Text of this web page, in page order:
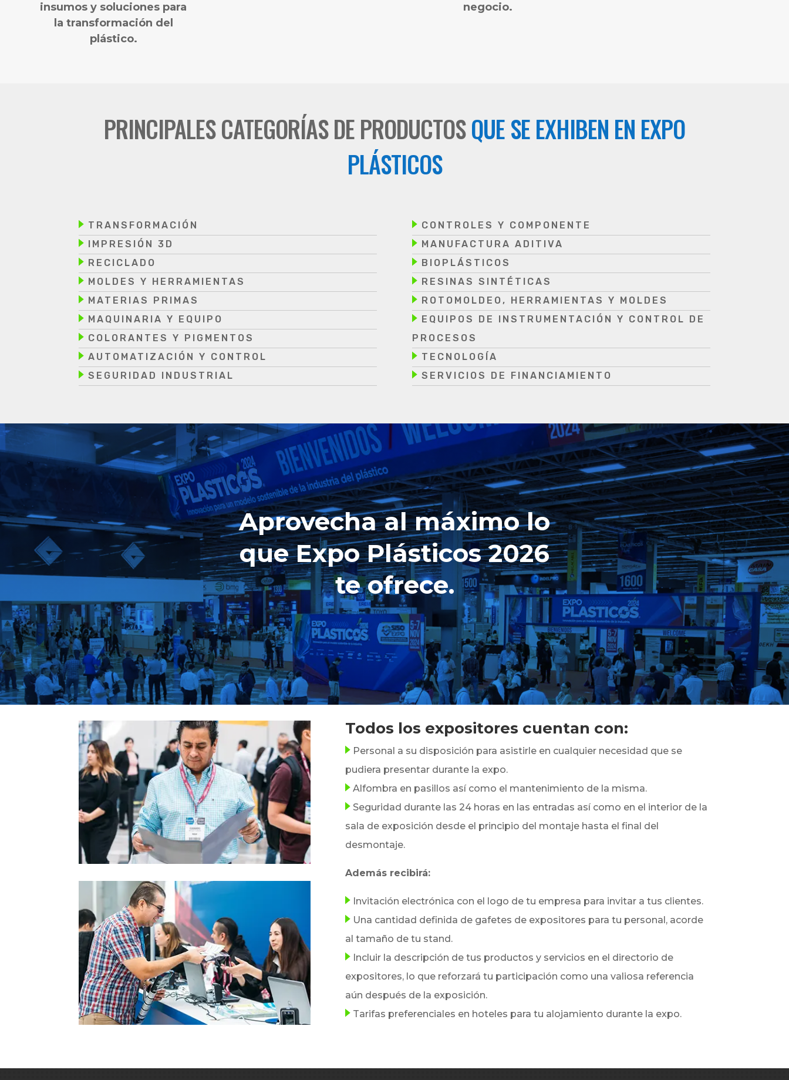
insumos y soluciones para
la transformación del
plástico.
negocio.
PRINCIPALES CATEGORÍAS DE PRODUCTOSQUE SE EXHIBEN EN EXPO
PLÁSTICOS
TRANSFORMACIÓN
IMPRESIÓN 3D
RECICLADO
MOLDES Y HERRAMIENTAS
MATERIAS PRIMAS
MAQUINARIA Y EQUIPO
COLORANTES Y PIGMENTOS
AUTOMATIZACIÓN Y CONTROL
SEGURIDAD INDUSTRIAL
CONTROLES Y COMPONENTE
MANUFACTURA ADITIVA
BIOPLÁSTICOS
RESINAS SINTÉTICAS
ROTOMOLDEO, HERRAMIENTAS Y MOLDES
EQUIPOS DE INSTRUMENTACIÓN Y CONTROL DE
PROCESOS
TECNOLOGÍA
SERVICIOS DE FINANCIAMIENTO
Aprovecha al máximo lo
que Expo Plásticos 2026
te ofrece.
Todos los expositores cuentan con:
Personal a su disposición para asistirle en cualquier necesidad que se
pudiera presentar durante la expo.
Alfombra en pasillos así como el mantenimiento de la misma.
Seguridad durante las 24 horas en las entradas así como en el interior de la
sala de exposición desde el principio del montaje hasta el final del
desmontaje.
Además recibirá:
Invitación electrónica con el logo de tu empresa para invitar a tus clientes.
Una cantidad definida de gafetes de expositores para tu personal, acorde
al tamaño de tu stand.
Incluir la descripción de tus productos y servicios en el directorio de
expositores, lo que reforzará tu participación como una valiosa referencia
aún después de la exposición.
Tarifas preferenciales en hoteles para tu alojamiento durante la expo.